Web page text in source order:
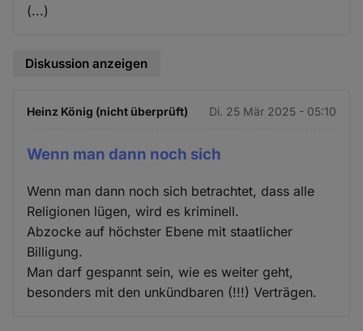
(...)
Diskussion anzeigen
Heinz König (nicht überprüft) Di. 25 Mär 2025 - 05:10
Wenn man dann noch sich
Wenn man dann noch sich betrachtet, dass alle
Religionen lügen, wird es kriminell.
Abzocke auf höchster Ebene mit staatlicher
Billigung.
Man darf gespannt sein, wie es weiter geht,
besonders mit den unkündbaren (!!!) Verträgen.